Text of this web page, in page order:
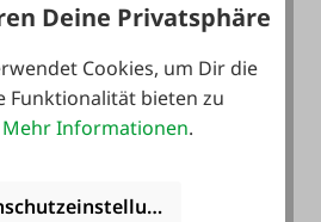
Deine Privatsphäre
Cookies, um Dir die
Funktionalität bieten zu
Mehr Informationen.